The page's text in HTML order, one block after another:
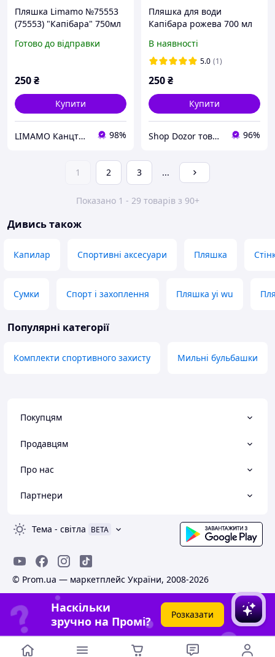
Пляшка Limamo №75553
(75553) "Капібара" 750мл
Готово до відправки
250₴
Купити
LIMAMO Канцтовари - натхненний простір для роботи та навчання 98%
Пляшка для води
Капібара рожева 700 мл
В наявності
5.0 (1)
250₴
Купити
Shop Dozor товари з Америки 96%
1 2 3 ...
Показано 1 - 29 товарів з 90+
Дивись також
Капилар Спортивні аксесуари Пляшка
Сумки Спорт і захоплення Пляшка yi wu
Популярні категорії
Комплекти спортивного захисту Мильні бульбашки
Покупцям
Продавцям
Про нас
Партнери
Тема - світла BETA
© Prom.ua — маркетплейс України, 2008-2026
Наскільки
зручно на Промі?
Розказати